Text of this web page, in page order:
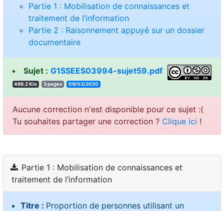
Partie 1 : Mobilisation de connaissances et
traitement de l’information
Partie 2 : Raisonnement appuyé sur un dossier
documentaire
Sujet : G1SSEES03994-sujet59.pdf
466.2 Kio 3 pages 09/03/2020
Aucune correction n'est disponible pour ce sujet :(
Tu souhaites partager une correction ? Clique ici !
Partie 1 : Mobilisation de connaissances et
traitement de l’information
Titre : Proportion de personnes utilisant un